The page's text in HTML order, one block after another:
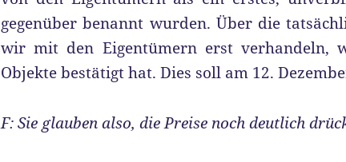
gegenüber benannt wurden. Über die
wir mit den Eigentümern erst verhandeln,
Objekte bestätigt hat. Dies soll am 12.
F: Sie glauben also, die Preise noch deutlich